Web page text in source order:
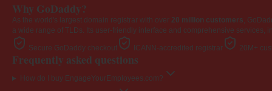
Why GoDaddy?
As the world's largest domain registrar with over 20 million customers,
a wide range of TLDs. Its user-friendly interface and comprehensive
Secure GoDaddy checkout ICANN-accredited registrar 20M+
Frequently asked questions
How do I buy EngageYourEmployees.com?